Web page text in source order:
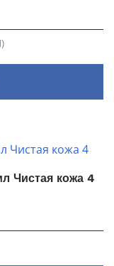
Чистая кожа 4